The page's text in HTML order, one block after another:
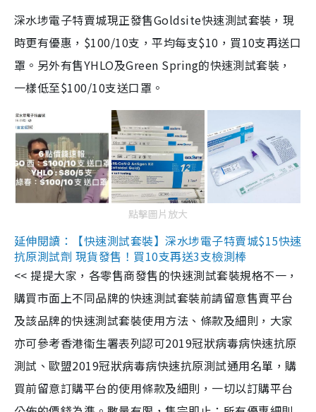
深水埗電子特賣城現正發售Goldsite快速測試套裝，現
時更有優惠，$100/10支，平均每支$10，買10支再送口
罩。另外有售YHLO及Green Spring的快速測試套裝，
一樣低至$100/10支送口罩。
點擊圖片放大
延伸閱讀：【快速測試套裝】深水埗電子特賣城$15快速
抗原測試劑 現貨發售！買10支再送3支檢測棒
<< 提提大家，各零售商發售的快速測試套裝規格不一，
購買市面上不同品牌的快速測試套裝前請留意售賣平台
及該品牌的快速測試套裝使用方法、條款及細則，大家
亦可參考香港衞生署表列認可2019冠狀病毒病快速抗原
測試、歐盟2019冠狀病毒病快速抗原測試通用名單，購
買前留意訂購平台的使用條款及細則，一切以訂購平台